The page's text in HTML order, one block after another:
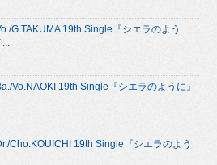
G.TAKUMA 19th Single『シエラのよう
...
Vo.NAOKI 19th Single『シエラのように』
Cho.KOUICHI 19th Single『シエラのよう